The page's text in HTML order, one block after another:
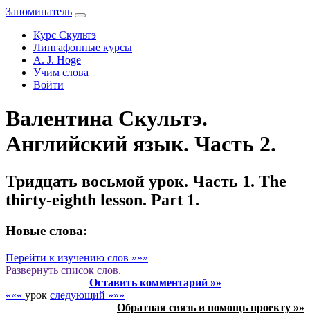
Запоминатель
Курс Скультэ
Лингафонные курсы
A. J. Hoge
Учим слова
Войти
Валентина Скультэ.
Английский язык. Часть 2.
Тридцать восьмой урок. Часть 1. The
thirty-eighth lesson. Part 1.
Новые слова:
Перейти к изучению слов »»»
Развернуть список слов.
Оставить комментарий »»
««« урок следующий »»»
Обратная связь и помощь проекту »»